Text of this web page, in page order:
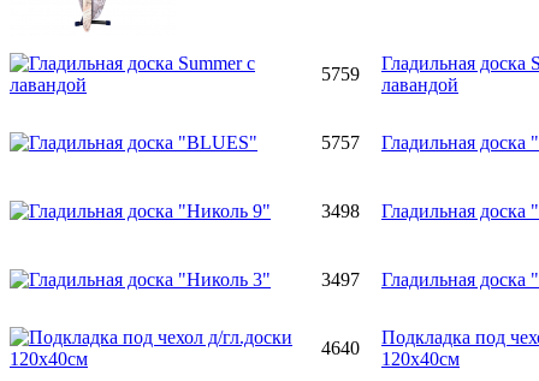
5759
Гладильная доска
лавандой
5757 Гладильная
3498 Гладильная доска
3497 Гладильная доска
4640
Подкладка под
120x40см